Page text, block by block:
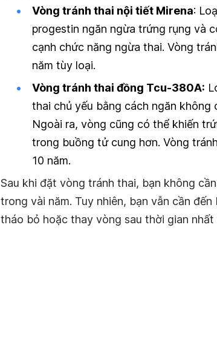
Vòng tránh thai nội tiết Mirena:
progestin ngăn ngừa trứng rụng và
cạnh chức năng ngừa thai. Vòng
năm tùy loại.
Vòng tránh thai đồng Tcu-380A:
thai chủ yếu bằng cách ngăn
Ngoài ra, vòng cũng có thể khiến
trong buồng tử cung hơn. Vòng
10 năm.
Sau khi đặt vòng tránh thai, bạn không
trong vài năm. Tuy nhiên, bạn vẫn cần
tháo bỏ hoặc thay vòng sau thời gian nhất